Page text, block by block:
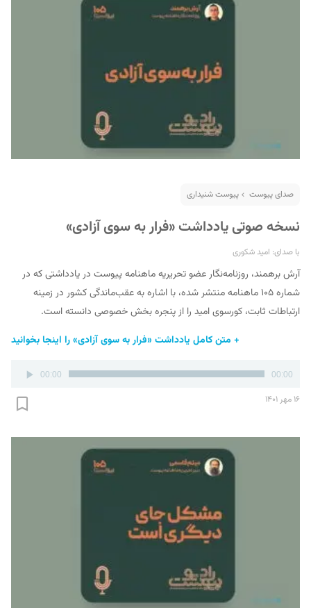
صدای پیوست پیوست شنیداری
نسخه صوتی یادداشت «فرار به سوی آزادی»
با صدای: امید شکوری
آرش برهمند، روزنامه‌نگار عضو تحریریه ماهنامه پیوست در یادداشتی که در
شماره ۱۰۵ ماهنامه منتشر شده، با اشاره به عقب‌ماندگی کشور در زمینه
ارتباطات ثابت، کورسوی امید را از پنجره بخش خصوصی دانسته است.
+ متن کامل یادداشت «فرار به سوی آزادی» را اینجا بخوانید
پخش‌کننده
صوت
00:00 00:00
۱۶ مهر ۱۴۰۱